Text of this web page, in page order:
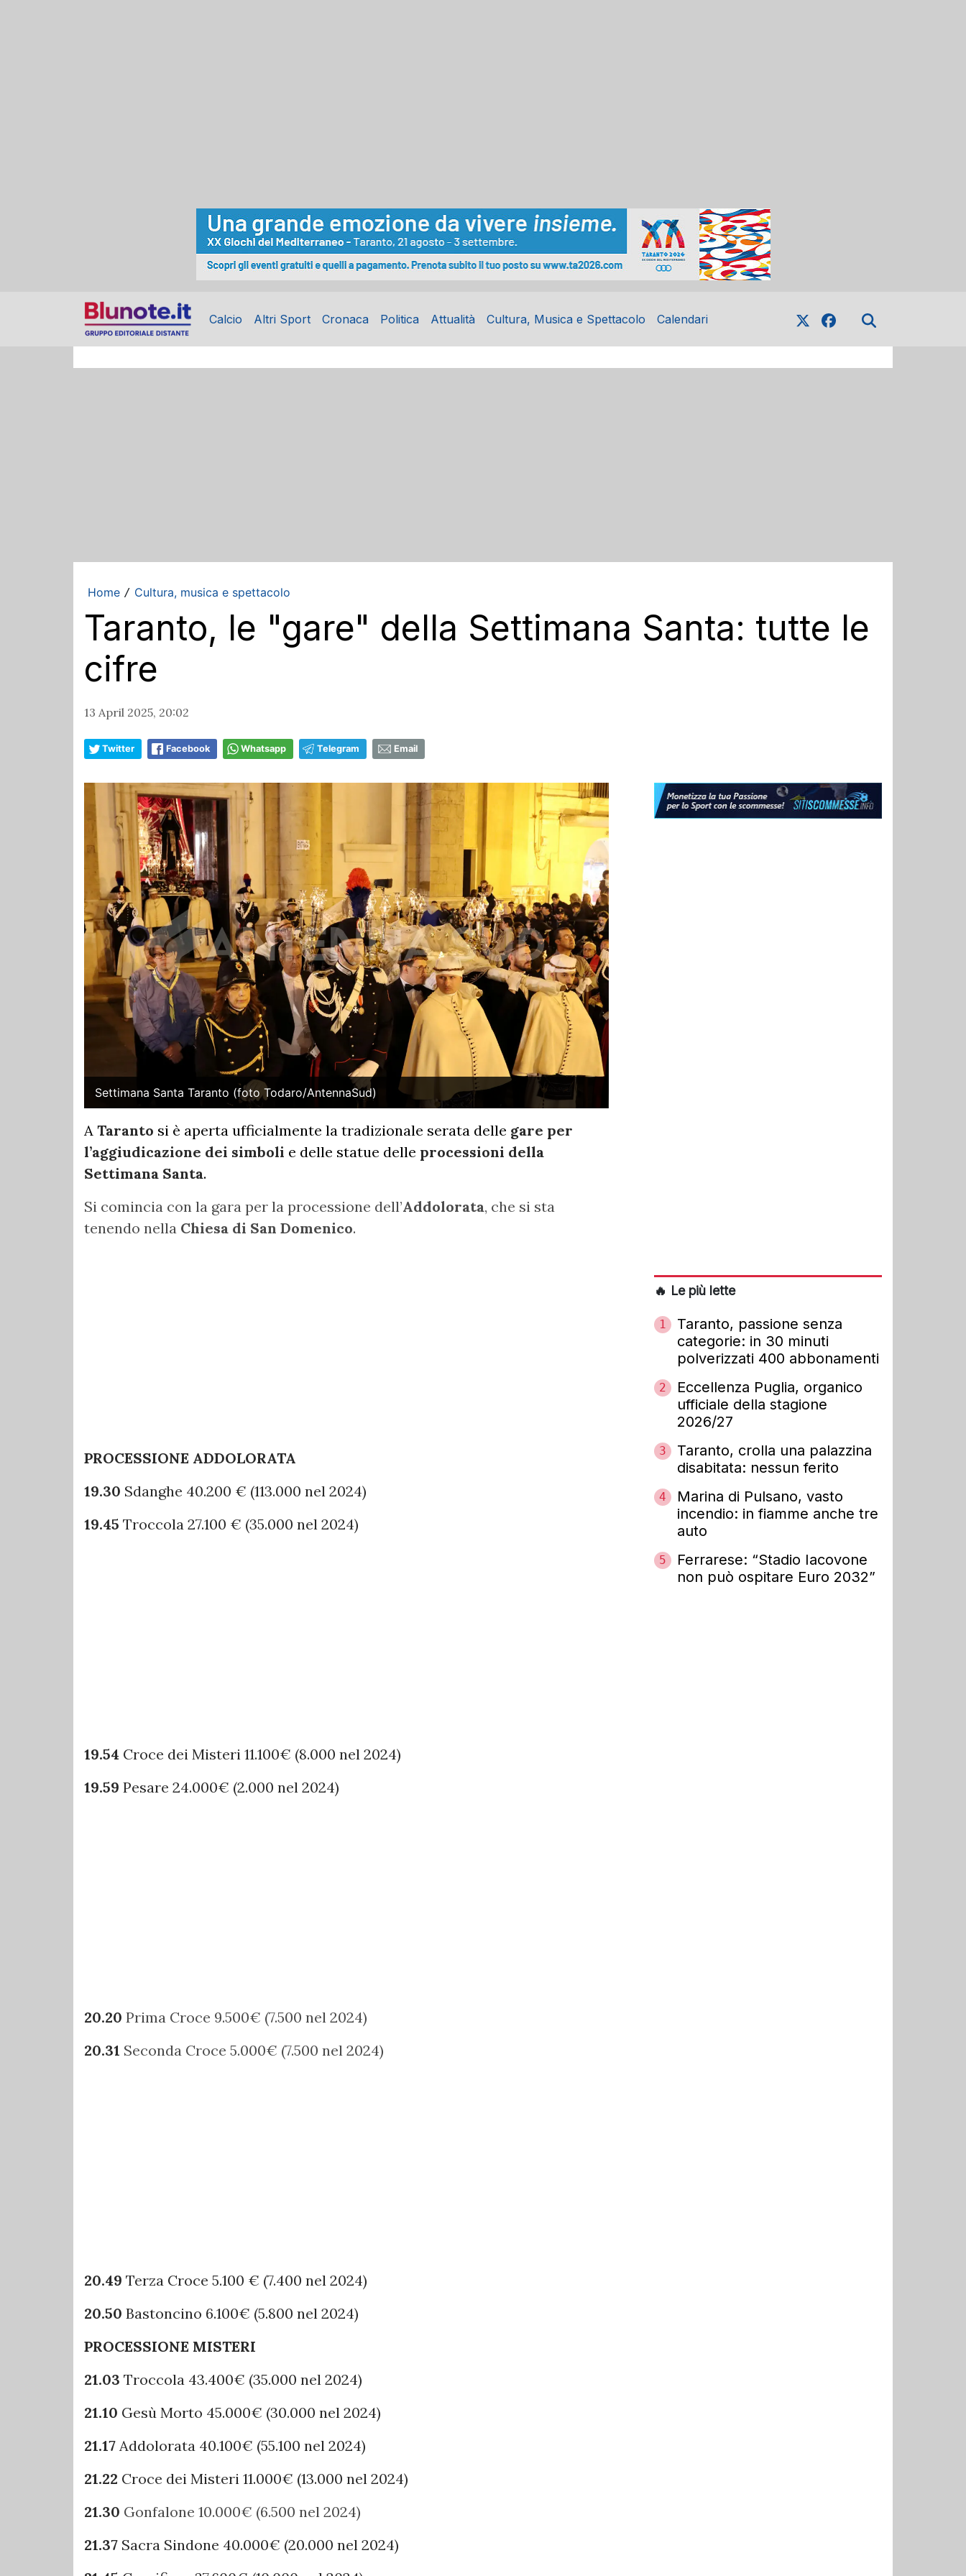
Calcio Altri Sport Cronaca Politica Attualità Cultura, Musica e Spettacolo Calendari
Home / Cultura, musica e spettacolo
Taranto, le "gare" della Settimana Santa: tutte le
cifre
13 April 2025, 20:02
Twitter Facebook Whatsapp Telegram Email
Settimana Santa Taranto (foto Todaro/AntennaSud)
A Taranto si è aperta ufficialmente la tradizionale serata delle gare per
l’aggiudicazione dei simboli e delle statue delle processioni della
Settimana Santa.
Si comincia con la gara per la processione dell’Addolorata, che si sta
tenendo nella Chiesa di San Domenico.
PROCESSIONE ADDOLORATA
19.30 Sdanghe 40.200 € (113.000 nel 2024)
19.45 Troccola 27.100 € (35.000 nel 2024)
19.54 Croce dei Misteri 11.100€ (8.000 nel 2024)
19.59 Pesare 24.000€ (2.000 nel 2024)
20.20 Prima Croce 9.500€ (7.500 nel 2024)
20.31 Seconda Croce 5.000€ (7.500 nel 2024)
20.49 Terza Croce 5.100 € (7.400 nel 2024)
20.50 Bastoncino 6.100€ (5.800 nel 2024)
PROCESSIONE MISTERI
21.03 Troccola 43.400€ (35.000 nel 2024)
21.10 Gesù Morto 45.000€ (30.000 nel 2024)
21.17 Addolorata 40.100€ (55.100 nel 2024)
21.22 Croce dei Misteri 11.000€ (13.000 nel 2024)
21.30 Gonfalone 10.000€ (6.500 nel 2024)
21.37 Sacra Sindone 40.000€ (20.000 nel 2024)
🔥 Le più lette
1
Taranto, passione senza
categorie: in 30 minuti
polverizzati 400 abbonamenti
2
Eccellenza Puglia, organico
ufficiale della stagione
2026/27
3
Taranto, crolla una palazzina
disabitata: nessun ferito
4
Marina di Pulsano, vasto
incendio: in fiamme anche tre
auto
5
Ferrarese: “Stadio Iacovone
non può ospitare Euro 2032”